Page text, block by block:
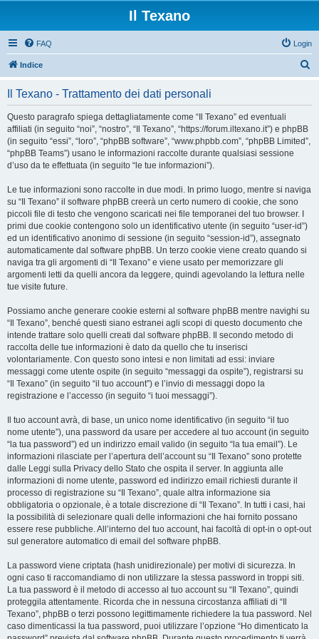
Il Texano
FAQ Login
Indice
Il Texano - Trattamento dei dati personali
Questo paragrafo spiega dettagliatamente come “Il Texano” ed eventuali
affiliati (in seguito “noi”, “nostro”, “Il Texano”, “https://forum.iltexano.it”) e phpBB
(in seguito “essi”, “loro”, “phpBB software”, “www.phpbb.com”, “phpBB Limited”,
“phpBB Teams”) usano le informazioni raccolte durante qualsiasi sessione
d’uso da te effettuata (in seguito “le tue informazioni”).
Le tue informazioni sono raccolte in due modi. In primo luogo, mentre si naviga
su “Il Texano” il software phpBB creerà un certo numero di cookie, che sono
piccoli file di testo che vengono scaricati nei file temporanei del tuo browser. I
primi due cookie contengono solo un identificativo utente (in seguito “user-id”)
ed un identificativo anonimo di sessione (in seguito “session-id”), assegnato
automaticamente dal software phpBB. Un terzo cookie viene creato quando si
naviga tra gli argomenti di “Il Texano” e viene usato per memorizzare gli
argomenti letti da quelli ancora da leggere, quindi agevolando la lettura nelle
tue visite future.
Possiamo anche generare cookie esterni al software phpBB mentre navighi su
“Il Texano”, benché questi siano estranei agli scopi di questo documento che
intende trattare solo quelli creati dal software phpBB. Il secondo metodo di
raccolta delle tue informazioni è dato da quello che tu inserisci
volontariamente. Con questo sono intesi e non limitati ad essi: inviare
messaggi come utente ospite (in seguito “messaggi da ospite”), registrarsi su
“Il Texano” (in seguito “il tuo account”) e l’invio di messaggi dopo la
registrazione e l’accesso (in seguito “i tuoi messaggi”).
Il tuo account avrà, di base, un unico nome identificativo (in seguito “il tuo
nome utente”), una password da usare per accedere al tuo account (in seguito
“la tua password”) ed un indirizzo email valido (in seguito “la tua email”). Le
informazioni rilasciate per l’apertura dell’account su “Il Texano” sono protette
dalle Leggi sulla Privacy dello Stato che ospita il server. In aggiunta alle
informazioni di nome utente, password ed indirizzo email richiesti durante il
processo di registrazione su “Il Texano”, quale altra informazione sia
obbligatoria o opzionale, è a totale discrezione di “Il Texano”. In tutti i casi, hai
la possibilità di selezionare quali delle informazioni che hai fornito possano
essere rese pubbliche. All’interno del tuo account, hai facoltà di opt-in o opt-out
sul generatore automatico di email del software phpBB.
La password viene criptata (hash unidirezionale) per motivi di sicurezza. In
ogni caso ti raccomandiamo di non utilizzare la stessa password in troppi siti.
La tua password è il metodo di accesso al tuo account su “Il Texano”, quindi
proteggila attentamente. Ricorda che in nessuna circostanza affiliati di “Il
Texano”, phpBB o terzi possono legittimamente richiedere la tua password. Nel
caso dimenticassi la tua password, puoi utilizzare l’opzione “Ho dimenticato la